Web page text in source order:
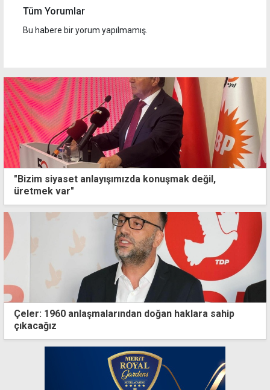
Tüm Yorumlar
Bu habere bir yorum yapılmamış.
"Bizim siyaset anlayışımızda konuşmak değil,
üretmek var"
Çeler: 1960 anlaşmalarından doğan haklara sahip
çıkacağız